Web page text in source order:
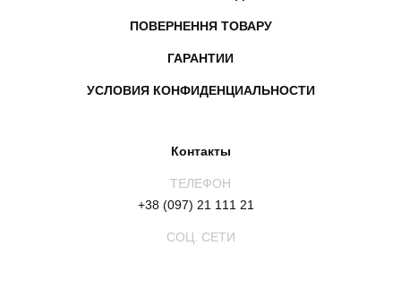
ПОВЕРНЕННЯ ТОВАРУ
ГАРАНТИИ
УСЛОВИЯ КОНФИДЕНЦИАЛЬНОСТИ
Контакты
ТЕЛЕФОН
+38 (097) 21 111 21
СОЦ. СЕТИ